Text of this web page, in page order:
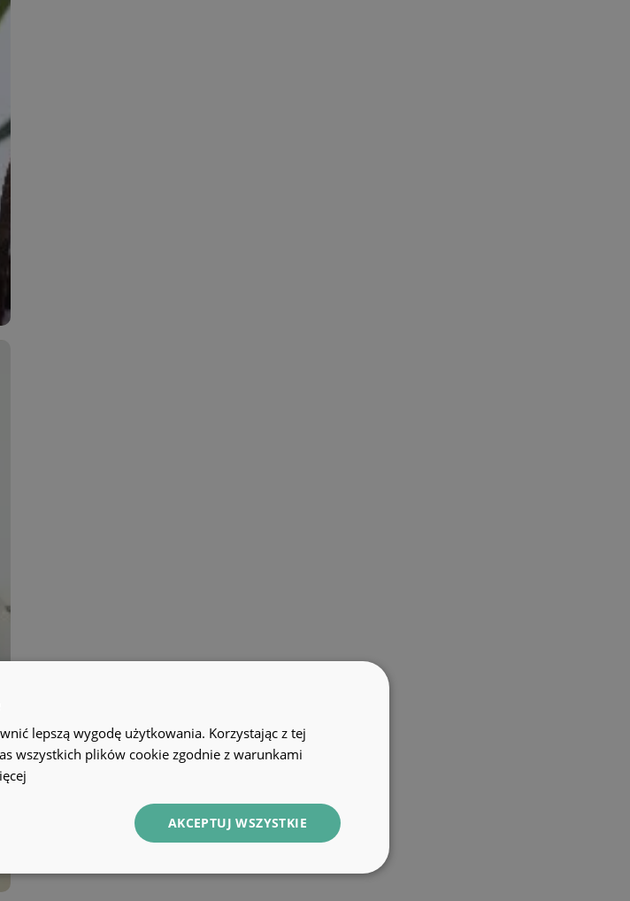
lepszą wygodę użytkowania. Korzystając z tej
wszystkich plików cookie zgodnie z warunkami
AKCEPTUJ WSZYSTKIE